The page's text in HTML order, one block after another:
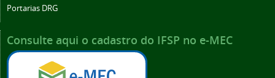
Portarias DRG
Consulte aqui o cadastro do IFSP no e-MEC